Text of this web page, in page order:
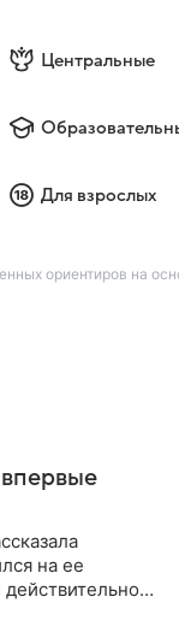
Центральные
Для взрослых
ориентиров на
впервые
на ее